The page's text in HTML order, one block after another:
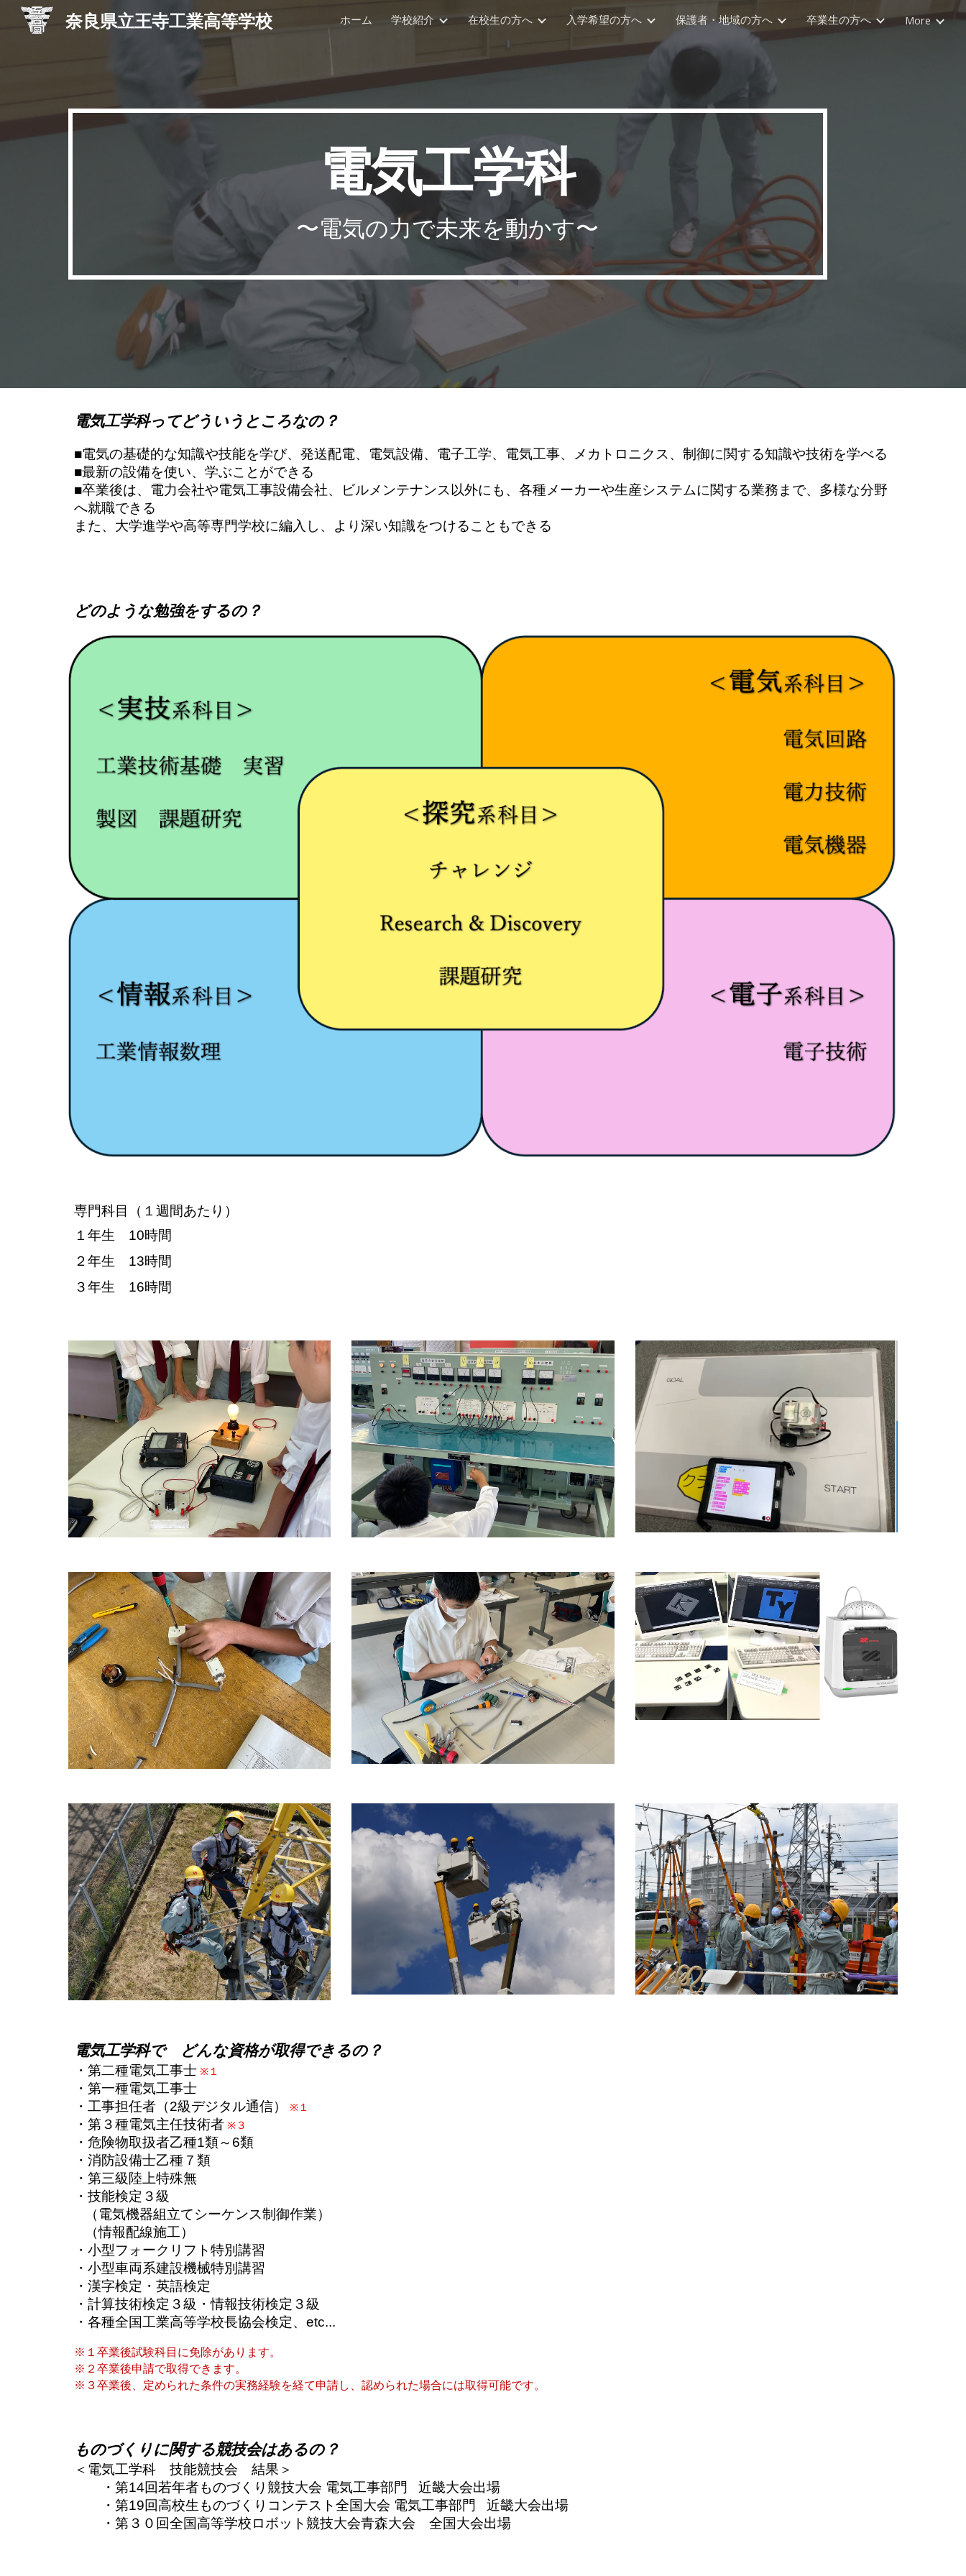
Skip to main content Skip to navigation
奈良県立王寺工業高等学校 ホーム 学校紹介 在校生の方へ 入学希望の方へ 保護者・地域の方へ 卒業生の方へ More
電気工学科
〜電気の力で未来を動かす〜
電気工学科ってどういうところなの？
■電気の基礎的な知識や技能を学び、発送配電、電気設備、電子工学、電気工事、メカトロニクス、制御に関する知識や技術を学べる
■最新の設備を使い、学ぶことができる
■卒業後は、電力会社や電気工事設備会社、ビルメンテナンス以外にも、各種メーカーや生産システムに関する業務まで、多様な分野
へ就職できる
また、大学進学や高等専門学校に編入し、より深い知識をつけることもできる
どのような勉強をするの？
専門科目（１週間あたり）
１年生 10時間
２年生 13時間
３年生 16時間
電気工学科で どんな資格が取得できるの？
・第二種電気工事士 ※１
・第一種電気工事士
・工事担任者（2級デジタル通信）
※１
・第３種電気主任技術者 ※３
・危険物取扱者乙種1類～6類
・消防設備士乙種７類
・第三級陸上特殊無
・技能検定３級
（電気機器組立てシーケンス制御作業）
（情報配線施工）
・小型フォークリフト特別講習
・小型車両系建設機械特別講習
・漢字検定・英語検定
・計算技術検定３級・情報技術検定３級
・各種全国工業高等学校長協会検定、etc...
※１卒業後試験科目に免除があります。
※２卒業後申請で取得できます。
※３卒業後、定められた条件の実務経験を経て申請し、認められた場合には取得可能です。
ものづくりに関する競技会はあるの？
＜電気工学科 技能競技会 結果＞
・第14回若年者ものづくり競技大会 電気工事部門 近畿大会出場
・第19回高校生ものづくりコンテスト全国大会 電気工事部門 近畿大会出場
・第３０回全国高等学校ロボット競技大会青森大会 全国大会出場